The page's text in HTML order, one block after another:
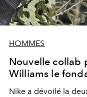
HOMMES
Nouvelle collab
Williams le
Nike a dévoilé la